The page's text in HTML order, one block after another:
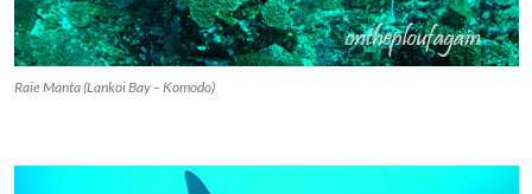
Raie Manta (Lankoi Bay – Komodo)